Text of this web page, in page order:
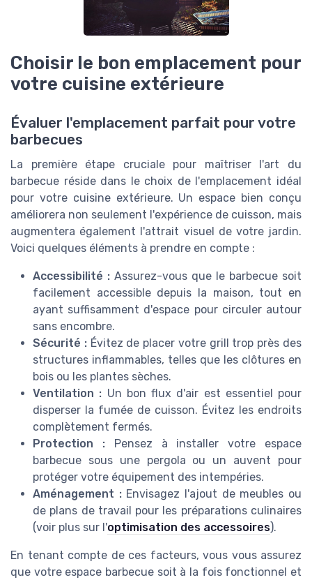
Choisir le bon emplacement pour
votre cuisine extérieure
Évaluer l'emplacement parfait pour votre
barbecues
La première étape cruciale pour maîtriser l'art du
barbecue réside dans le choix de l'emplacement idéal
pour votre cuisine extérieure. Un espace bien conçu
améliorera non seulement l'expérience de cuisson, mais
augmentera également l'attrait visuel de votre jardin.
Voici quelques éléments à prendre en compte :
Accessibilité : Assurez-vous que le barbecue soit
facilement accessible depuis la maison, tout en
ayant suffisamment d'espace pour circuler autour
sans encombre.
Sécurité :Évitez de placer votre grill trop près des
structures inflammables, telles que les clôtures en
bois ou les plantes sèches.
Ventilation : Un bon flux d'air est essentiel pour
disperser la fumée de cuisson. Évitez les endroits
complètement fermés.
Protection :Pensez à installer votre espace
barbecue sous une pergola ou un auvent pour
protéger votre équipement des intempéries.
Aménagement :Envisagez l'ajout de meubles ou
de plans de travail pour les préparations culinaires
(voir plus sur l'optimisation des accessoires).
En tenant compte de ces facteurs, vous vous assurez
que votre espace barbecue soit à la fois fonctionnel et